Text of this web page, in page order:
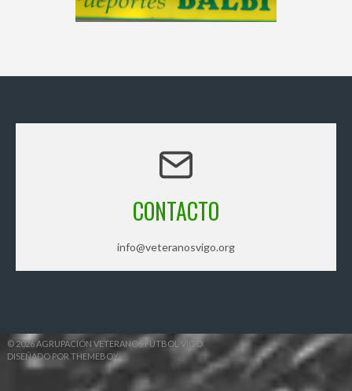
CONTACTO
info@veteranosvigo.org
© 2026 AGRUPACIÓN VETERANOS FÚTBOL VIGO
DISEÑADO POR THEMEBOY